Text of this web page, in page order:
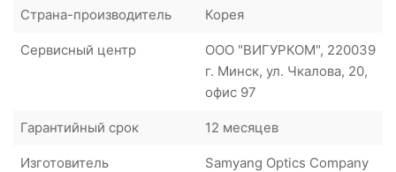
Страна-производитель Корея
Сервисный центр
ООО "ВИГУРКОМ", 220039
г. Минск, ул. Чкалова, 20,
офис 97
Гарантийный срок 12 месяцев
Изготовитель
Samyang Optics Company